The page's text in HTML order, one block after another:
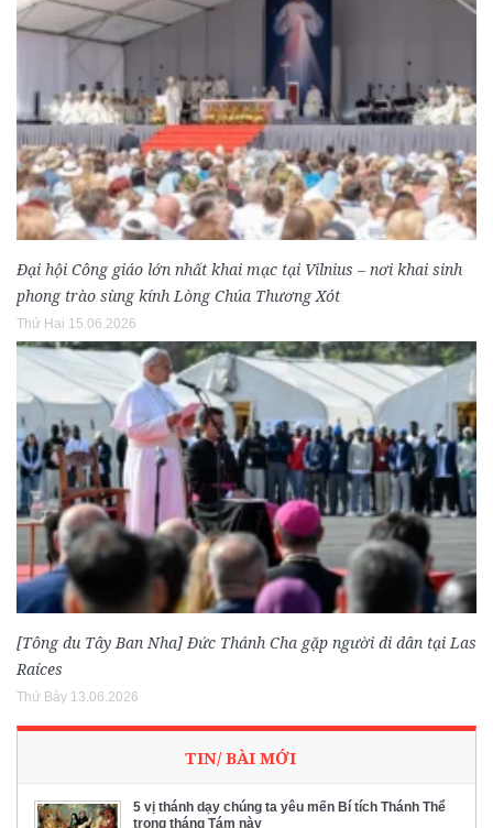
Đại hội Công giáo lớn nhất khai mạc tại Vilnius – nơi khai sinh
phong trào sùng kính Lòng Chúa Thương Xót
Thứ Hai 15.06.2026
[Tông du Tây Ban Nha] Đức Thánh Cha gặp người di dân tại Las
Raíces
Thứ Bảy 13.06.2026
TIN/ BÀI MỚI
5 vị thánh dạy chúng ta yêu mến Bí tích Thánh Thể
trong tháng Tám này